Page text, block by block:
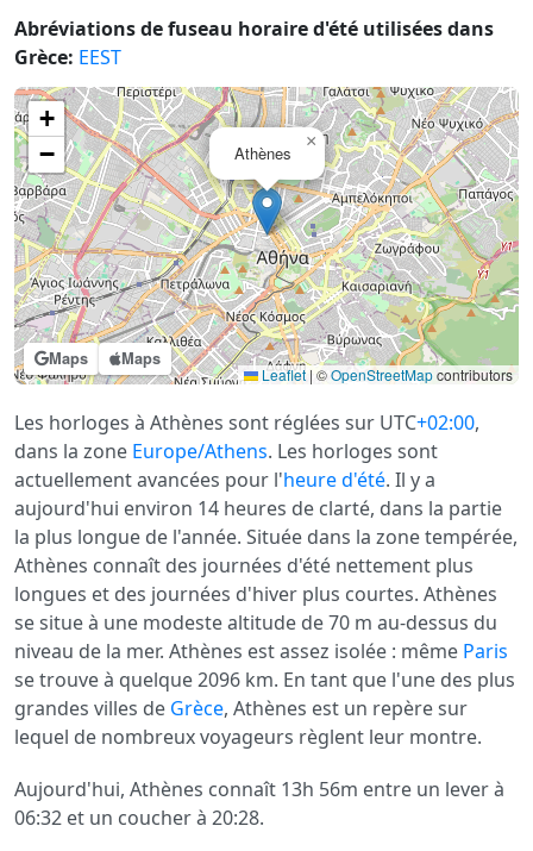
Abréviations de fuseau horaire d'été utilisées dans
Grèce: EEST
Maps Maps
Athènes
×
+
−
Leaflet | ©OpenStreetMapcontributors
Les horloges à Athènes sont réglées sur UTC+02:00,
dans la zone Europe/Athens. Les horloges sont
actuellement avancées pour l'heure d'été. Il y a
aujourd'hui environ 14 heures de clarté, dans la partie
la plus longue de l'année. Située dans la zone tempérée,
Athènes connaît des journées d'été nettement plus
longues et des journées d'hiver plus courtes. Athènes
se situe à une modeste altitude de 70 m au-dessus du
niveau de la mer. Athènes est assez isolée : même Paris
se trouve à quelque 2096 km. En tant que l'une des plus
grandes villes de Grèce, Athènes est un repère sur
lequel de nombreux voyageurs règlent leur montre.
Aujourd'hui, Athènes connaît 13h 56m entre un lever à
06:32 et un coucher à 20:28.